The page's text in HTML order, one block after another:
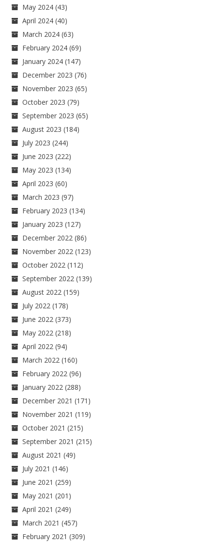
May 2024 (43)
April 2024 (40)
March 2024 (63)
February 2024 (69)
January 2024 (147)
December 2023 (76)
November 2023 (65)
October 2023 (79)
September 2023 (65)
August 2023 (184)
July 2023 (244)
June 2023 (222)
May 2023 (134)
April 2023 (60)
March 2023 (97)
February 2023 (134)
January 2023 (127)
December 2022 (86)
November 2022 (123)
October 2022 (112)
September 2022 (139)
August 2022 (159)
July 2022 (178)
June 2022 (373)
May 2022 (218)
April 2022 (94)
March 2022 (160)
February 2022 (96)
January 2022 (288)
December 2021 (171)
November 2021 (119)
October 2021 (215)
September 2021 (215)
August 2021 (49)
July 2021 (146)
June 2021 (259)
May 2021 (201)
April 2021 (249)
March 2021 (457)
February 2021 (309)